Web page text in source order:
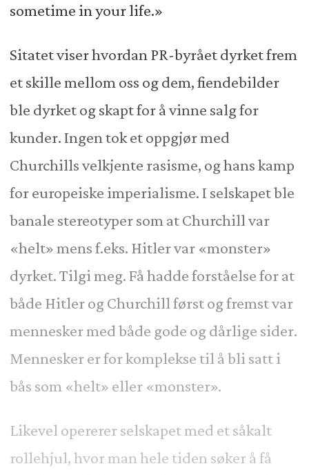
sometime in your life.»
Sitatet viser hvordan PR-byrået dyrket frem
et skille mellom oss og dem, fiendebilder
ble dyrket og skapt for å vinne salg for
kunder. Ingen tok et oppgjør med
Churchills velkjente rasisme, og hans kamp
for europeiske imperialisme. I selskapet ble
banale stereotyper som at Churchill var
«helt» mens f.eks. Hitler var «monster»
dyrket. Tilgi meg. Få hadde forståelse for at
både Hitler og Churchill først og fremst var
mennesker med både gode og dårlige sider.
Mennesker er for komplekse til å bli satt i
bås som «helt» eller «monster».
Likevel opererer selskapet med et såkalt
rollehjul, hvor man hele tiden søker å få